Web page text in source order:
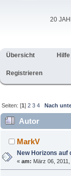
20
Übersicht Hilfe
Registrieren
Seiten: [1]2 3 4 Nach
Autor
Weg zum Pluto
MarkV
New Horizons auf
«am: März 06,